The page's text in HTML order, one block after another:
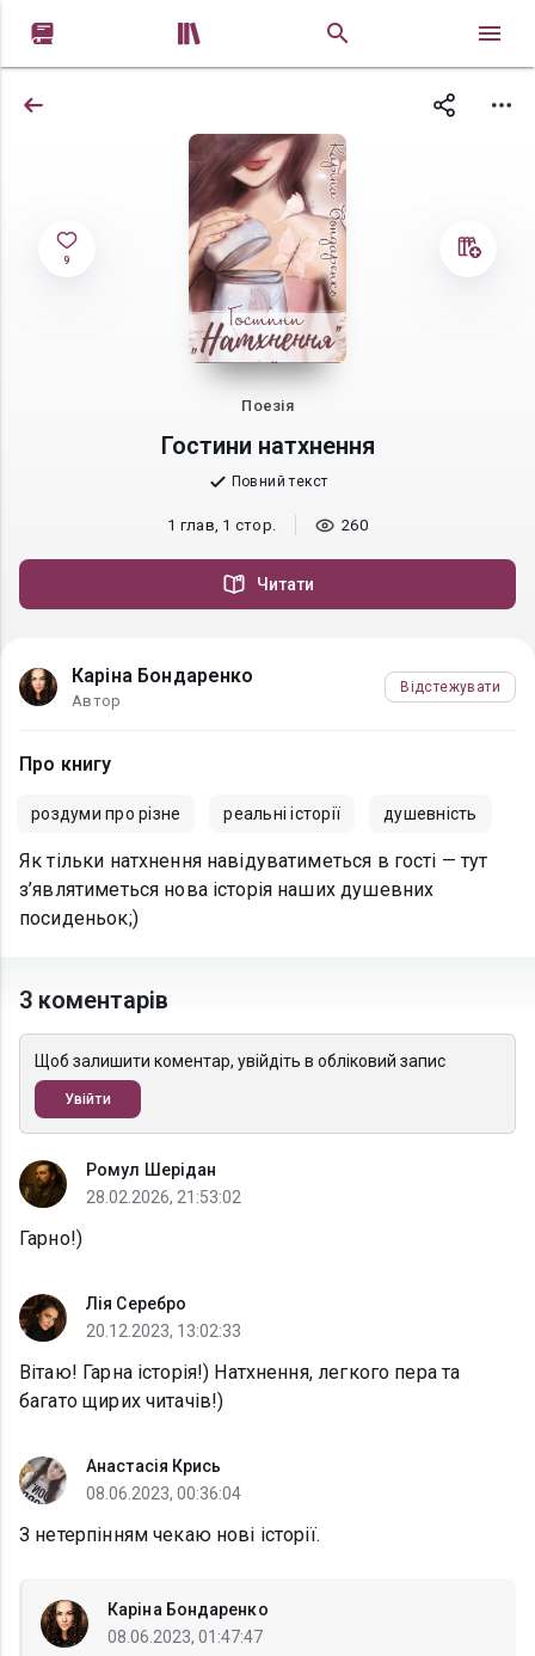
 
9
Поезія
Гостини натхнення
Повний текст
1 глав, 1 стор. 260
Читати
Каріна Бондаренко
Автор
Відстежувати
Про книгу
роздуми про різне реальні історії душевність
Як тільки натхнення навідуватиметься в гості — тут
з’являтиметься нова історія наших душевних
посиденьок;)
3 коментарів
Щоб залишити коментар, увійдіть в обліковий запис
Увійти
Ромул Шерідан
28.02.2026, 21:53:02
Гарно!)
Лія Серебро
20.12.2023, 13:02:33
Вітаю! Гарна історія!) Натхнення, легкого пера та
багато щирих читачів!)
Анастасія Крись
08.06.2023, 00:36:04
З нетерпінням чекаю нові історії.
Каріна Бондаренко
08.06.2023, 01:47:47